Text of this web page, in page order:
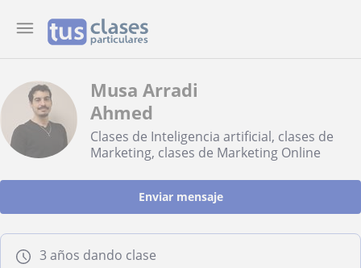
Musa Arradi
Ahmed
Clases de Inteligencia artificial, clases de
Marketing, clases de Marketing Online
Enviar mensaje
3 años dando clase